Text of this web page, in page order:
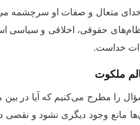
خدای متعال و صفات او سرچشمه
حقوقی، اخلاقی و سیاسی
خداست.
ملکوت
را مطرح می‌کنیم که آیا در
مانع وجود دیگری نشود و